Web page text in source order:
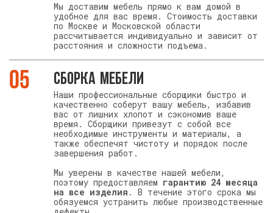
Мы доставим мебель прямо к вам домой в
удобное для вас время. Стоимость доставки
по Москве и Московской области
рассчитывается индивидуально и зависит от
расстояния и сложности подъема.
Сборка мебели
Наши профессиональные сборщики быстро и
качественно соберут вашу мебель, избавив
вас от лишних хлопот и сэкономив ваше
время. Сборщики привезут с собой все
необходимые инструменты и материалы, а
также обеспечят чистоту и порядок после
завершения работ.
Мы уверены в качестве нашей мебели,
поэтому предоставляем гарантию 24 месяца
на все изделия . В течение этого срока мы
обязуемся устранить любые производственные